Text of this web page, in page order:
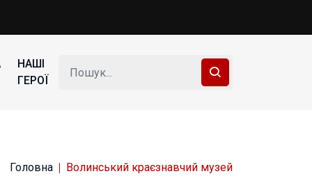
НАШІ
ГЕРОЇ
Головна Волинський краєзнавчий музей